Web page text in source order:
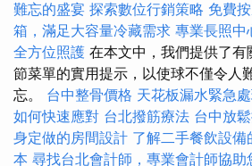
難忘的盛宴 探索數位行銷策略 免費
箱，滿足大容量冷藏需求 專業長照中
全方位照護 在本文中，我們提供了
節菜單的實用提示，以使球不僅令人
忘。 台中整骨價格 天花板漏水緊急
如何快速應對 台北撥筋療法 台中放
身定做的房間設計 了解二手餐飲設
本 尋找台北會計師，專業會計師協助